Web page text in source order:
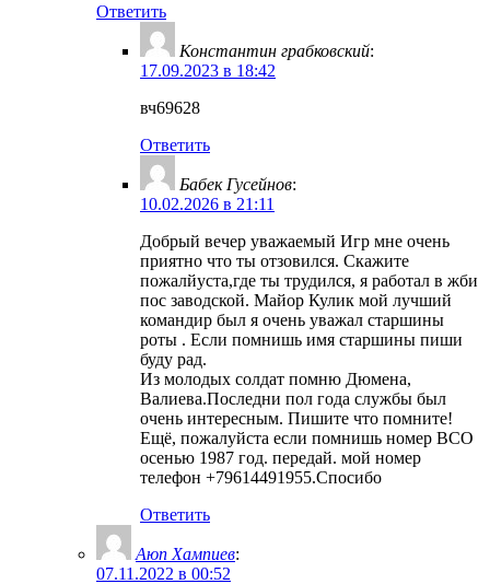
Ответить
Константин грабковский:
17.09.2023 в 18:42
вч69628
Ответить
Бабек Гусейнов:
10.02.2026 в 21:11
Добрый вечер уважаемый Игр мне очень
приятно что ты отзовился. Скажите
пожалйуста,где ты трудился, я работал в жби
пос заводской. Майор Кулик мой лучший
командир был я очень уважал старшины
роты . Если помнишь имя старшины пиши
буду рад.
Из молодых солдат помню Дюмена,
Валиева.Последни пол года службы был
очень интересным. Пишите что помните!
Ещё, пожалуйста если помнишь номер ВСО
осенью 1987 год. передай. мой номер
телефон +79614491955.Спосибо
Ответить
Аюп Хампиев:
07.11.2022 в 00:52